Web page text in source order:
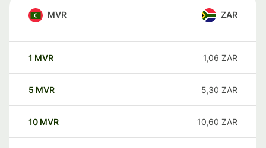
MVR ZAR
1 MVR 1,06 ZAR
5 MVR 5,30 ZAR
10 MVR 10,60 ZAR